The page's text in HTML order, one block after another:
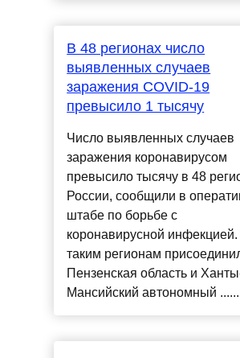
В 48 регионах число
выявленных случаев
заражения COVID-19
превысило 1 тысячу
Число выявленных случаев
заражения коронавирусом
превысило тысячу в 48
России, сообщили в
штабе по борьбе с
коронавирусной инфекцией.
таким регионам
Пензенская область и
Мансийский автономный ......